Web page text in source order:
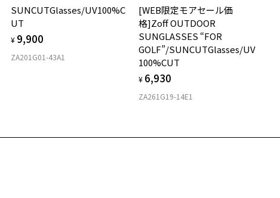
紫外線透過率：0.1%以下 (紫外線カット率：99.9%以上)
株式会社インターメスティック
フロント素材：Metal
SUNCUTGlasses/UV100%C
UT
¥ 9,900
ZA201G01-43A1
[WEB限定モアセール価
格]Zoff OUTDOOR
SUNGLASSES “FOR
GOLF”/SUNCUTGlasses/UV
100%CUT
¥ 6,930
ZA261G19-14E1